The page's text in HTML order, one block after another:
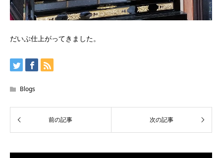
だいぶ仕上がってきました。
Blogs